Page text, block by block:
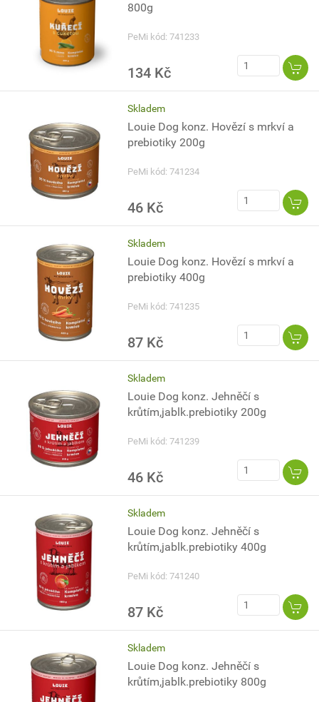
800g
PeMi kód: 741233
134 Kč
Skladem
Louie Dog konz. Hovězí s mrkví a
prebiotiky 200g
PeMi kód: 741234
46 Kč
Skladem
Louie Dog konz. Hovězí s mrkví a
prebiotiky 400g
PeMi kód: 741235
87 Kč
Skladem
Louie Dog konz. Jehněčí s
krůtím,jablk.prebiotiky 200g
PeMi kód: 741239
46 Kč
Skladem
Louie Dog konz. Jehněčí s
krůtím,jablk.prebiotiky 400g
PeMi kód: 741240
87 Kč
Skladem
Louie Dog konz. Jehněčí s
krůtím,jablk.prebiotiky 800g